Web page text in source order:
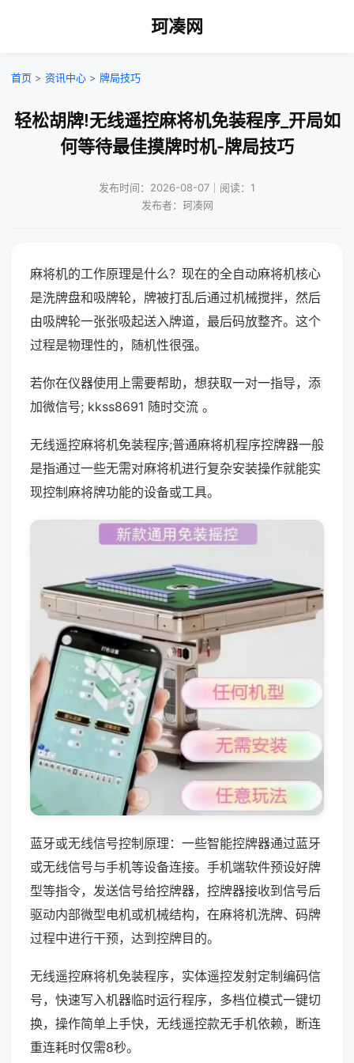
珂凑网
首页 > 资讯中心 > 牌局技巧
轻松胡牌!无线遥控麻将机免装程序_开局如
何等待最佳摸牌时机-牌局技巧
发布时间：2026-08-07｜阅读：1
发布者：珂凑网
麻将机的工作原理是什么？现在的全自动麻将机核心
是洗牌盘和吸牌轮，牌被打乱后通过机械搅拌，然后
由吸牌轮一张张吸起送入牌道，最后码放整齐。这个
过程是物理性的，随机性很强。
若你在仪器使用上需要帮助，想获取一对一指导，添
加微信号; kkss8691 随时交流 。
无线遥控麻将机免装程序;普通麻将机程序控牌器一般
是指通过一些无需对麻将机进行复杂安装操作就能实
现控制麻将牌功能的设备或工具。
蓝牙或无线信号控制原理：一些智能控牌器通过蓝牙
或无线信号与手机等设备连接。手机端软件预设好牌
型等指令，发送信号给控牌器，控牌器接收到信号后
驱动内部微型电机或机械结构，在麻将机洗牌、码牌
过程中进行干预，达到控牌目的。
无线遥控麻将机免装程序，实体遥控发射定制编码信
号，快速写入机器临时运行程序，多档位模式一键切
换，操作简单上手快，无线遥控款无手机依赖，断连
重连耗时仅需8秒。